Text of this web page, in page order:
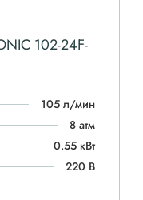
102-24F-
105 л/мин
8 атм
0.55 кВт
220 В